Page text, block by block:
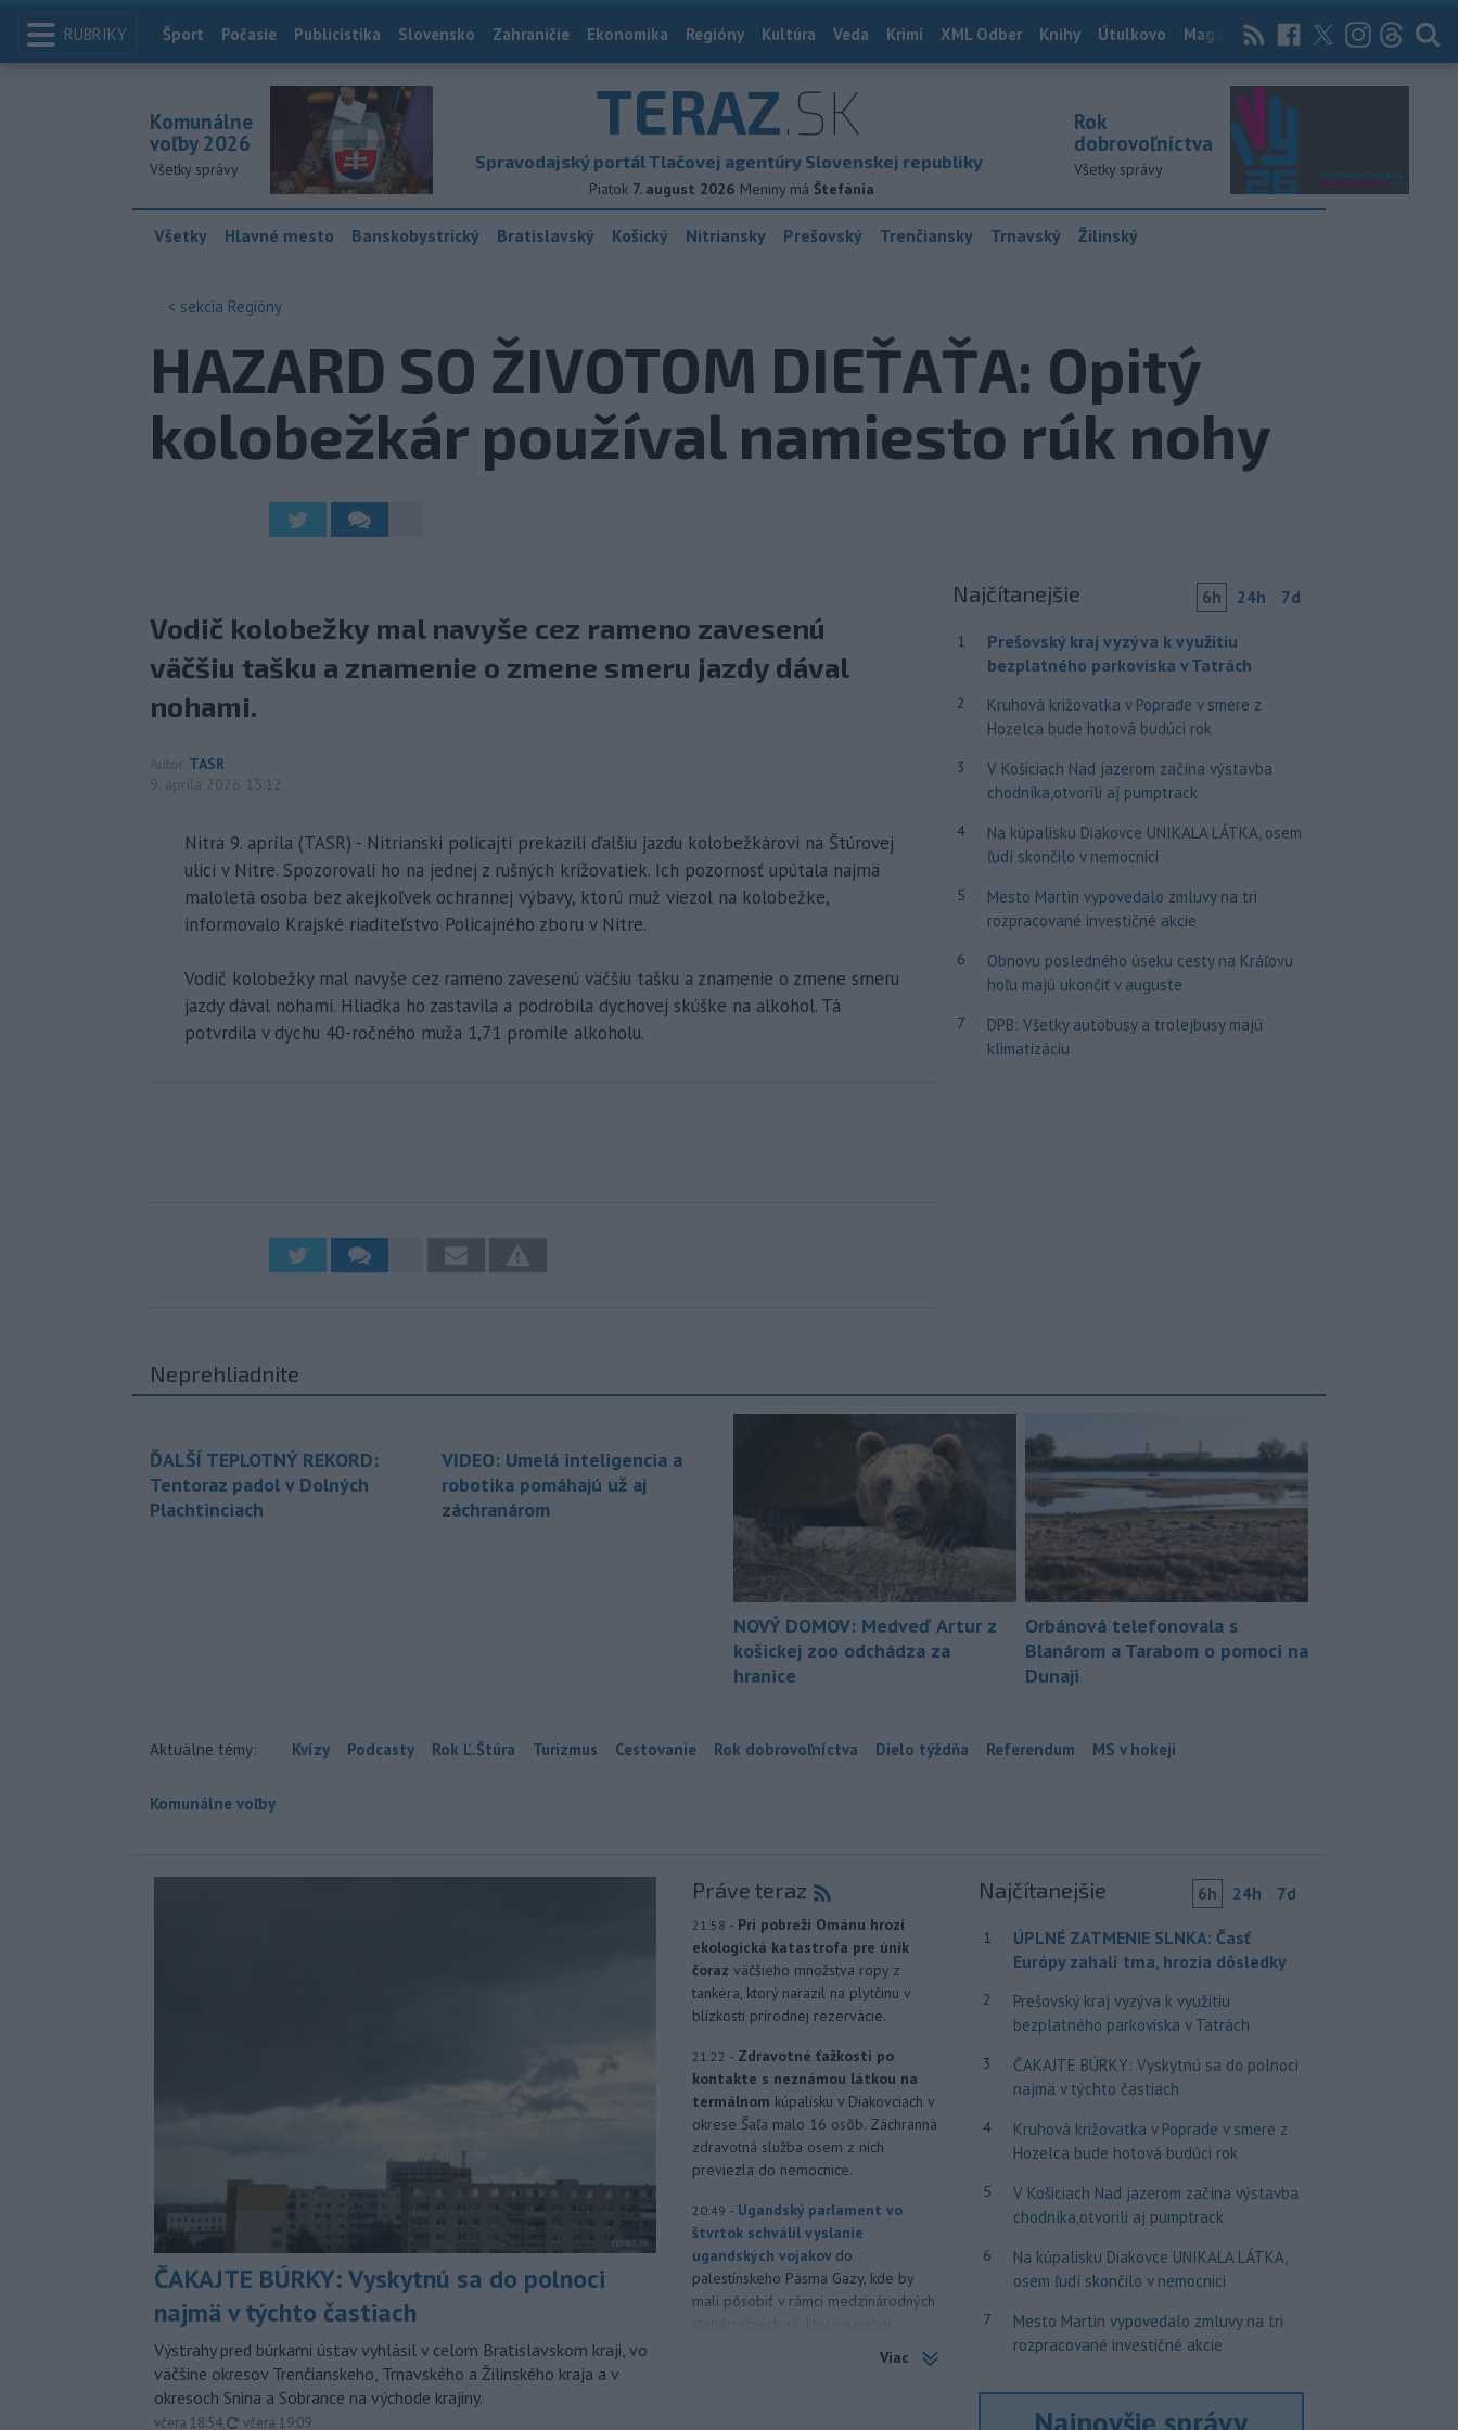
RUBRIKY Index
Šport Počasie Publicistika Slovensko Zahraničie Ekonomika Regióny Kultúra Veda Krimi XML Odber Knihy Útulkovo Magazín News Now Archív
TERAZ.SK
Spravodajský portál Tlačovej agentúry Slovenskej republiky
Piatok 7. august 2026 Meniny má Štefánia
Komunálne
voľby 2026
Všetky správy
Rok
dobrovoľníctva
Všetky správy
Všetky Hlavné mesto Banskobystrický Bratislavský Košický Nitriansky Prešovský Trenčiansky Trnavský Žilinský
< sekcia Regióny
HAZARD SO ŽIVOTOM DIEŤAŤA: Opitý
kolobežkár používal namiesto rúk nohy
Vodič kolobežky mal navyše cez rameno zavesenú
väčšiu tašku a znamenie o zmene smeru jazdy dával
nohami.
Autor TASR
9. apríla 2026 15:12
Nitra 9. apríla (TASR) - Nitrianski policajti prekazili ďalšiu jazdu kolobežkárovi na Štúrovej
ulici v Nitre. Spozorovali ho na jednej z rušných križovatiek. Ich pozornosť upútala najmä
maloletá osoba bez akejkoľvek ochrannej výbavy, ktorú muž viezol na kolobežke,
informovalo Krajské riaditeľstvo Policajného zboru v Nitre.
Vodič kolobežky mal navyše cez rameno zavesenú väčšiu tašku a znamenie o zmene smeru
jazdy dával nohami. Hliadka ho zastavila a podrobila dychovej skúške na alkohol. Tá
potvrdila v dychu 40-ročného muža 1,71 promile alkoholu.
Najčítanejšie 6h 24h 7d
1
Prešovský kraj vyzýva k využitiu
bezplatného parkoviska v Tatrách
2
Kruhová križovatka v Poprade v smere z
Hozelca bude hotová budúci rok
3
V Košiciach Nad jazerom začína výstavba
chodníka,otvorili aj pumptrack
4
Na kúpalisku Diakovce UNIKALA LÁTKA, osem
ľudí skončilo v nemocnici
5
Mesto Martin vypovedalo zmluvy na tri
rozpracované investičné akcie
6
Obnovu posledného úseku cesty na Kráľovu
hoľu majú ukončiť v auguste
7
DPB: Všetky autobusy a trolejbusy majú
klimatizáciu
Neprehliadnite
ĎALŠÍ TEPLOTNÝ REKORD:
Tentoraz padol v Dolných
Plachtinciach
VIDEO: Umelá inteligencia a
robotika pomáhajú už aj
záchranárom
NOVÝ DOMOV: Medveď Artur z
košickej zoo odchádza za
hranice
Orbánová telefonovala s
Blanárom a Tarabom o pomoci na
Dunaji
Aktuálne témy: Kvízy Podcasty Rok Ľ.Štúra Turizmus Cestovanie Rok dobrovoľníctva Dielo týždňa Referendum MS v hokeji
Komunálne voľby
ČAKAJTE BÚRKY: Vyskytnú sa do polnoci
najmä v týchto častiach
Výstrahy pred búrkami ústav vyhlásil v celom Bratislavskom kraji, vo
väčšine okresov Trenčianskeho, Trnavského a Žilinského kraja a v
okresoch Snina a Sobrance na východe krajiny.
včera 18:54, aktualizované
včera 19:09
Práve teraz
21:58 - Pri pobreží Ománu hrozí
ekologická katastrofa pre únik
čoraz väčšieho množstva ropy z
tankera, ktorý narazil na plytčinu v
blízkosti prírodnej rezervácie.
21:22 - Zdravotné ťažkosti po
kontakte s neznámou látkou na
termálnom kúpalisku v Diakovciach v
okrese Šaľa malo 16 osôb. Záchranná
zdravotná služba osem z nich
previezla do nemocnice.
20:49 - Ugandský parlament vo
štvrtok schválil vyslanie
ugandských vojakov do
palestínskeho Pásma Gazy, kde by
mali pôsobiť v rámci medzinárodných
Viac
Najčítanejšie 6h 24h 7d
1
ÚPLNÉ ZATMENIE SLNKA: Časť
Európy zahalí tma, hrozia dôsledky
2
Prešovský kraj vyzýva k využitiu
bezplatného parkoviska v Tatrách
3
ČAKAJTE BÚRKY: Vyskytnú sa do polnoci
najmä v týchto častiach
4
Kruhová križovatka v Poprade v smere z
Hozelca bude hotová budúci rok
5
V Košiciach Nad jazerom začína výstavba
chodníka,otvorili aj pumptrack
6
Na kúpalisku Diakovce UNIKALA LÁTKA,
osem ľudí skončilo v nemocnici
7
Mesto Martin vypovedalo zmluvy na tri
rozpracované investičné akcie
Najnovšie správy